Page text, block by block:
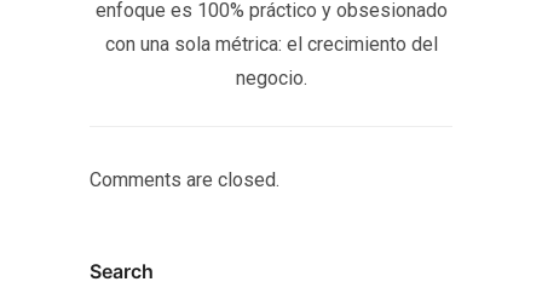
enfoque es 100% práctico y obsesionado
con una sola métrica: el crecimiento del
negocio.
Comments are closed.
Search